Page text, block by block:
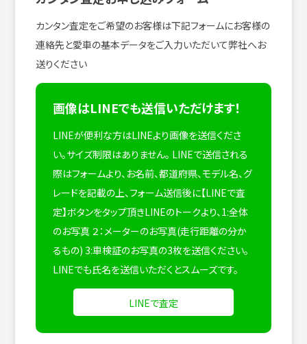
カンタン査定をご希望のお客様は下記フォームにお客様の
連絡先と愛車の基本データをご入力いただいて弊社へお
送りください
画像はLINEでも送信いただけます！
LINEが便利な方はLINEより画像を送信くださ
い。サイズ制限はありません。 LINEで送信される
際はフォームより、お名前、都道府県、モデル名、グ
レードを記載の上、フォーム送信後に【LINEで査
定】ボタンをタップ頂きLINEのトークより、1:全体
のお写真 ２：メーターのお写真(走行距離の分か
るもの) 3:車検証のお写真の3枚を送信ください。
LINEでも氏名を送信いただくとスムーズです。
LINEで査定